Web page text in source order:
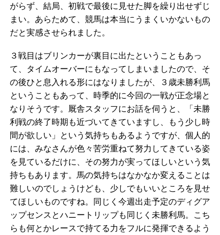
がらず、結局、初戦で最後に見せた脚を繰り出せずじ
まい。あらためて、競馬は本当にうまくいかないもの
だと実感させられました。
３戦目はブリンカーが裏目に出たということもあっ
て、タイムオーバーにもなってしまいましたので、そ
の後ひと息入れる形にはなりましたが、３歳未勝利馬
ということもあって、時季的に今回の一戦が正念場と
なりそうです。厩舎スタッフにお話を伺うと、「未勝
利戦の終了時期も近づいてきていますし、もう少し時
間が欲しい」という気持ちもあるようですが、個人的
には、みなさんが色々苦労重ねて努力してきている姿
を見ているだけに、その努力が実ってほしいという気
持ちもあります。馬の気持ちはなかなか変えることは
難しいのでしょうけども、少しでもいいところを見せ
てほしいものですね。同じく今週出走予定のディグア
ップセンスとハニートリップも同じく未勝利馬。こち
らも何とかレースで持てる力をフルに発揮できるよう